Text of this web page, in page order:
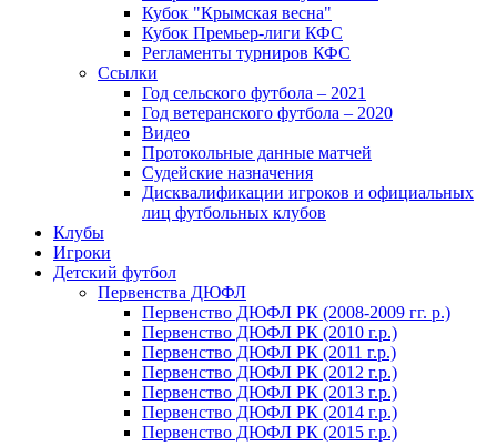
Кубок "Крымская весна"
Кубок Премьер-лиги КФС
Регламенты турниров КФС
Ссылки
Год сельского футбола – 2021
Год ветеранского футбола – 2020
Видео
Протокольные данные матчей
Судейские назначения
Дисквалификации игроков и официальных
лиц футбольных клубов
Клубы
Игроки
Детский футбол
Первенства ДЮФЛ
Первенство ДЮФЛ РК (2008-2009 гг. р.)
Первенство ДЮФЛ РК (2010 г.р.)
Первенство ДЮФЛ РК (2011 г.р.)
Первенство ДЮФЛ РК (2012 г.р.)
Первенство ДЮФЛ РК (2013 г.р.)
Первенство ДЮФЛ РК (2014 г.р.)
Первенство ДЮФЛ РК (2015 г.р.)